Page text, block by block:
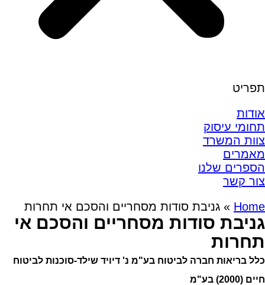
תפריט
אודות
תחומי עיסוק
צוות המשרד
מאמרים
הספרים שלנו
צור קשר
Home
» גניבת סודות מסחריים והסכם אי תחרות
גניבת סודות מסחריים והסכם אי
תחרות
כלל בריאות חברה לביטוח בע"מ נ' דיויד שילד-סוכנות לביטוח
חיים (2000) בע"מ